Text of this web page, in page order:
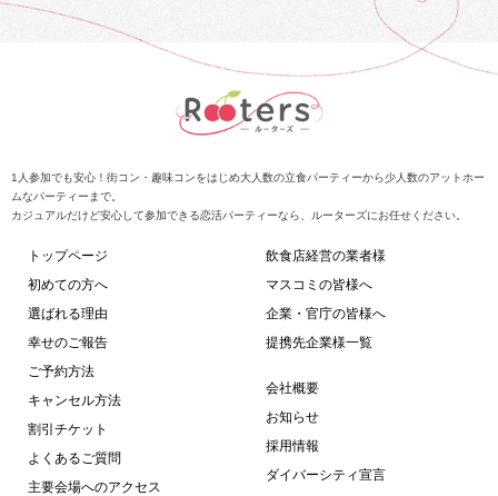
1人参加でも安心！街コン・趣味コンをはじめ大人数の立食パーティーから少人数のアットホー
ムなパーティーまで。
カジュアルだけど安心して参加できる恋活パーティーなら、ルーターズにお任せください。
トップページ
初めての方へ
選ばれる理由
幸せのご報告
ご予約方法
キャンセル方法
割引チケット
よくあるご質問
主要会場へのアクセス
飲食店経営の業者様
マスコミの皆様へ
企業・官庁の皆様へ
提携先企業様一覧
会社概要
お知らせ
採用情報
ダイバーシティ宣言